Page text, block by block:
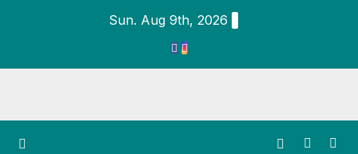
Sun. Aug 9th, 2026